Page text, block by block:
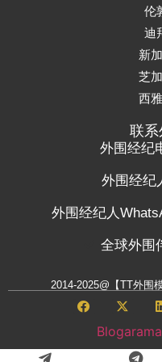
伦
迪
新
芝
西
联系
外围经纪
外围经纪
外围经纪人
全球外围
2014-2025@【TT外围